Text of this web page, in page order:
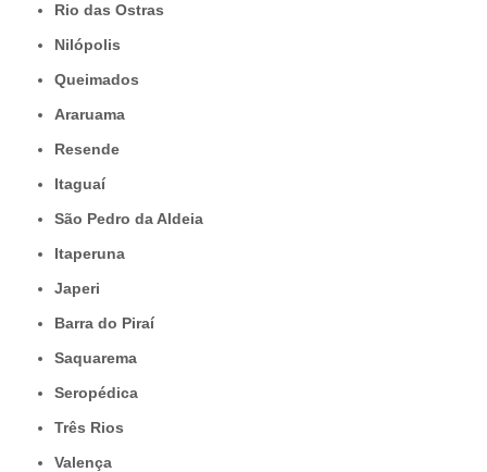
Rio das Ostras
Nilópolis
Queimados
Araruama
Resende
Itaguaí
São Pedro da Aldeia
Itaperuna
Japeri
Barra do Piraí
Saquarema
Seropédica
Três Rios
Valença